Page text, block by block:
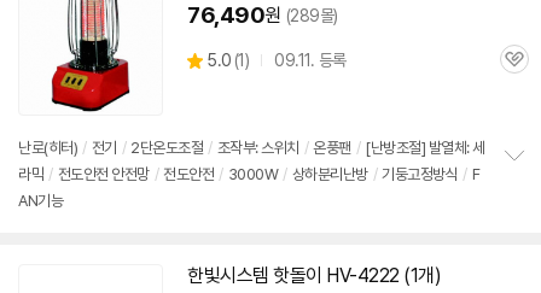
76,490원 (289몰)
별
5.0 (상
뷰
1) 09.11. 등록
관
난로(히터) / 전기 / 2단온도조절 / 조작부:스위치 / 온풍팬 / [난방조절] 발열체: 세
라믹 / 전도안전 안전망 / 전도안전 / 3000W / 상하분리난방 / 기둥고정방식 / F
AN기능
한빛시스템 핫돌이 HV-4222 (1개)